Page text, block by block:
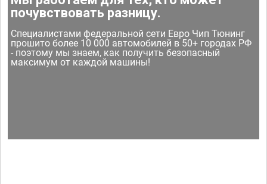
почувствовать разницу.
Специалистами федеральной сети Евро Чип Тюнинг
прошито более 10 000 автомобилей в 50+ городах РФ
- поэтому мы знаем, как получить безопасный
максимум от каждой машины!